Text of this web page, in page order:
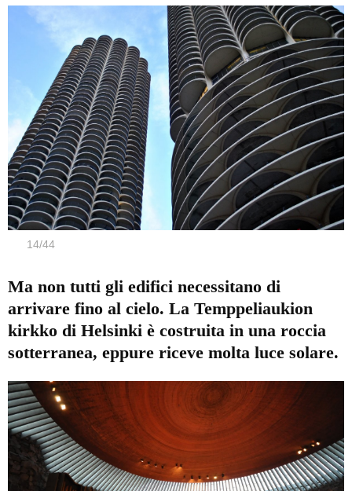
14/44
Ma non tutti gli edifici necessitano di
arrivare fino al cielo. La Temppeliaukion
kirkko di Helsinki è costruita in una roccia
sotterranea, eppure riceve molta luce solare.